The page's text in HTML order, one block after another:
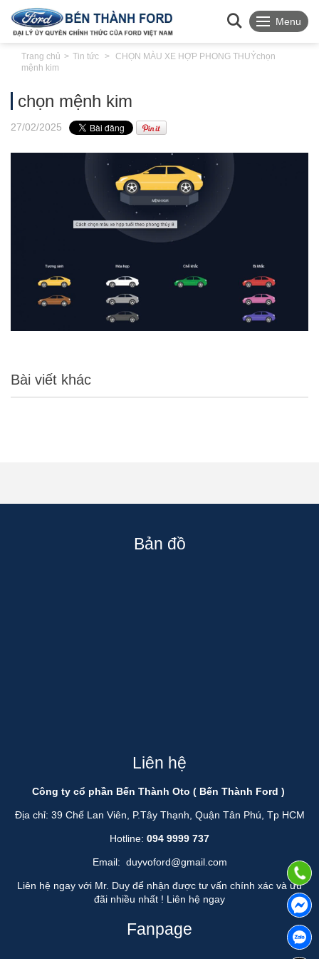
Menu
Trang chủ Tin tức CHỌN MÀU XE HỢP PHONG THUỶchọn
mệnh kim
chọn mệnh kim
27/02/2025
Bài viết khác
Bản đồ
Liên hệ
Công ty cổ phần Bến Thành Oto ( Bến Thành Ford )
Địa chỉ: 39 Chế Lan Viên, P.Tây Thạnh, Quận Tân Phú, Tp HCM
Hotline: 094 9999 737
Email: duyvoford@gmail.com
Liên hệ ngay với Mr. Duy để nhận được tư vấn chính xác và ưu
đãi nhiều nhất ! Liên hệ ngay
Fanpage